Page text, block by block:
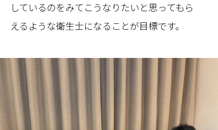
しているのをみてこうなりたいと思ってもら
えるような衛生士になることが目標です。